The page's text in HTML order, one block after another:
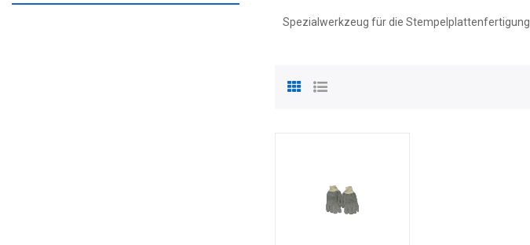
Spezialwerkzeug für die Stempelplattenfertigung.